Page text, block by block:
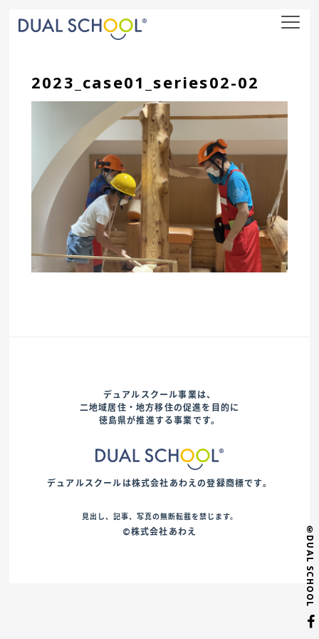
©DUAL SCHOOL
nav
2023_case01_series02-02
デュアルスクール事業は、
二地域居住・地方移住の促進を目的に
徳島県が推進する事業です。
デュアルスクールは株式会社あわえの登録商標です。
見出し、記事、写真の無断転載を禁じます。
©株式会社あわえ